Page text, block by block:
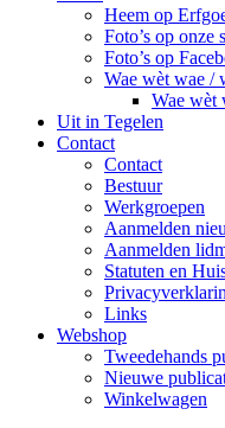
Heem op
Foto’s op onze
Foto’s op
Wae wèt wae /
Wae wèt
Uit in Tegelen
Contact
Contact
Bestuur
Werkgroepen
Aanmelden
Aanmelden
Statuten en
Links
Webshop
Tweedehands
Nieuwe
Winkelwagen